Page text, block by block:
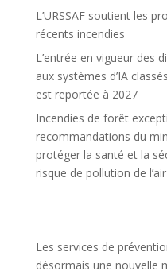
L’URSSAF soutient les
récents incendies
L’entrée en vigueur des
aux systèmes d’IA
est reportée à 2027
Incendies de forêt
recommandations du
protéger la santé et la
risque de pollution de l’air
Les services de
désormais une nouvelle